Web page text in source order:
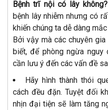
Bệnh trĩ nội có lây không?
bệnh lây nhiễm nhưng có
khiến chúng ta dễ dàng
Bởi vậy mà các chuyên
biết, để phòng ngừa
cần lưu ý đến các vấn đề
Hãy hình thành thói
cách đều đặn. Tuyệt đối
nhịn đại tiện sẽ làm tăng